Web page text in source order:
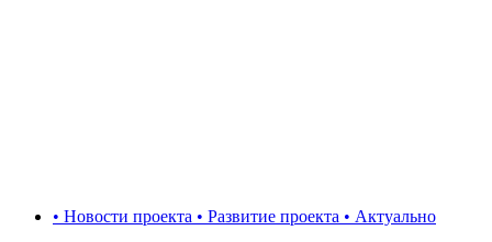
• Новости проекта • Развитие проекта • Актуально